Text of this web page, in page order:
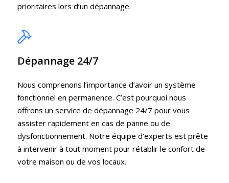
prioritaires lors d’un dépannage.
Dépannage 24/7
Nous comprenons l’importance d’avoir un système
fonctionnel en permanence. C’est pourquoi nous
offrons un service de dépannage 24/7 pour vous
assister rapidement en cas de panne ou de
dysfonctionnement. Notre équipe d’experts est prête
à intervenir à tout moment pour rétablir le confort de
votre maison ou de vos locaux.